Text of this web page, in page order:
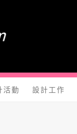
活動 設計工作